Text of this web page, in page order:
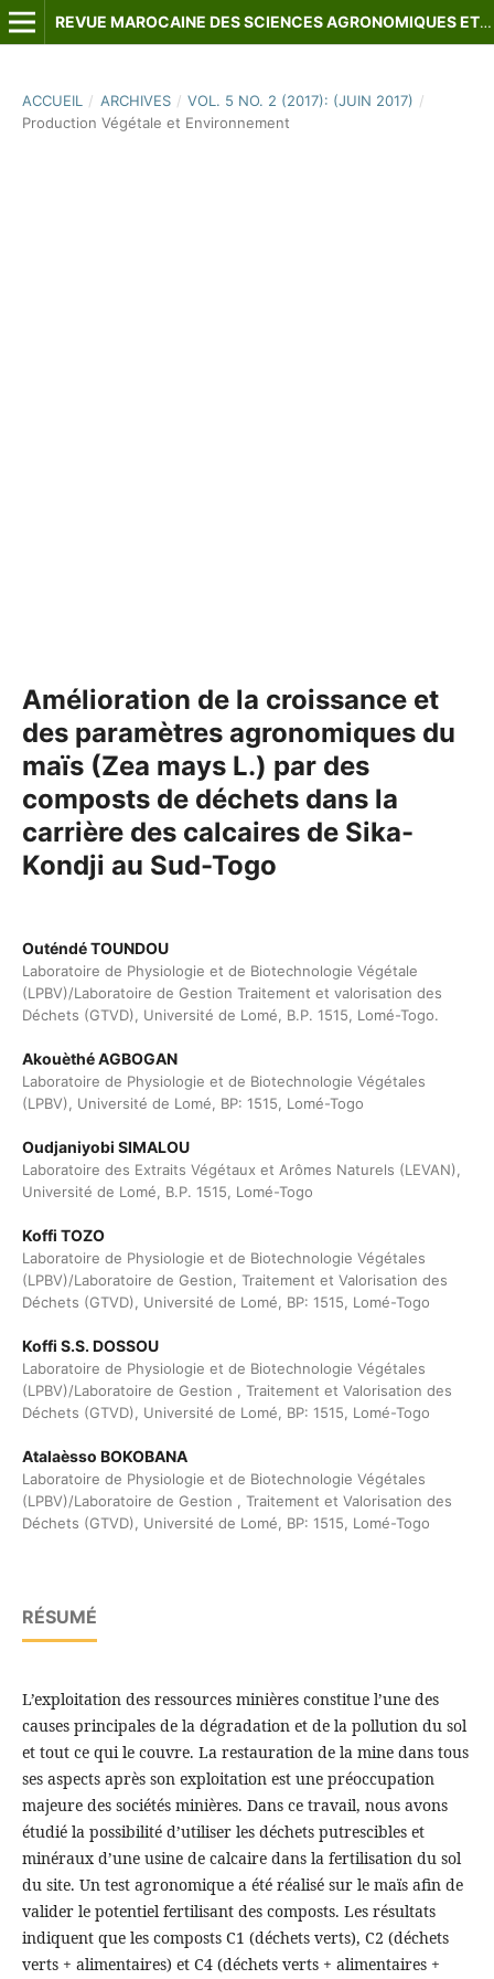
REVUE MAROCAINE DES SCIENCES AGRONOMIQUES ET VÉTÉRINAIRES
ACCUEIL / ARCHIVES / VOL. 5 NO. 2 (2017): (JUIN 2017) /
Production Végétale et Environnement
Amélioration de la croissance et
des paramètres agronomiques du
maïs (Zea mays L.) par des
composts de déchets dans la
carrière des calcaires de Sika-
Kondji au Sud-Togo
Outéndé TOUNDOU
Laboratoire de Physiologie et de Biotechnologie Végétale
(LPBV)/Laboratoire de Gestion Traitement et valorisation des
Déchets (GTVD), Université de Lomé, B.P. 1515, Lomé-Togo.
Akouèthé AGBOGAN
Laboratoire de Physiologie et de Biotechnologie Végétales
(LPBV), Université de Lomé, BP: 1515, Lomé-Togo
Oudjaniyobi SIMALOU
Laboratoire des Extraits Végétaux et Arômes Naturels (LEVAN),
Université de Lomé, B.P. 1515, Lomé-Togo
Koffi TOZO
Laboratoire de Physiologie et de Biotechnologie Végétales
(LPBV)/Laboratoire de Gestion, Traitement et Valorisation des
Déchets (GTVD), Université de Lomé, BP: 1515, Lomé-Togo
Koffi S.S. DOSSOU
Laboratoire de Physiologie et de Biotechnologie Végétales
(LPBV)/Laboratoire de Gestion , Traitement et Valorisation des
Déchets (GTVD), Université de Lomé, BP: 1515, Lomé-Togo
Atalaèsso BOKOBANA
Laboratoire de Physiologie et de Biotechnologie Végétales
(LPBV)/Laboratoire de Gestion , Traitement et Valorisation des
Déchets (GTVD), Université de Lomé, BP: 1515, Lomé-Togo
RÉSUMÉ
L’exploitation des ressources minières constitue l’une des
causes principales de la dégradation et de la pollution du sol
et tout ce qui le couvre. La restauration de la mine dans tous
ses aspects après son exploitation est une préoccupation
majeure des sociétés minières. Dans ce travail, nous avons
étudié la possibilité d’utiliser les déchets putrescibles et
minéraux d’une usine de calcaire dans la fertilisation du sol
du site. Un test agronomique a été réalisé sur le maïs afin de
valider le potentiel fertilisant des composts. Les résultats
indiquent que les composts C1 (déchets verts), C2 (déchets
verts + alimentaires) et C4 (déchets verts + alimentaires +